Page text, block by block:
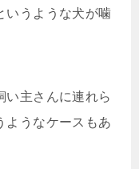
いうような犬が噛
い主さんに連れら
ようなケースもあ